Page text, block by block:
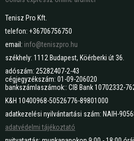
Tenisz Pro Kft.
telefon: +36706756750
email: info@teniszpro.hu
székhely: 1112 Budapest, Köérberki út 36.
adószám: 25282407-2-43
cégjegyzékszám: 01-09-206020
bankszámlaszámok:: CIB Bank 10702332-
K&H 10400968-50526776-89801000
adatkezelési nyilvántartási szám: NAIH-
adatvédelmi tájékoztató